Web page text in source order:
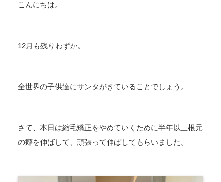
こんにちは。
12月も残りわずか。
全世界の子供達にサンタがきていることでしょう。
さて、本日は縮毛矯正をやめていくために半年以上根元
の癖を伸ばして、頑張って伸ばしてもらいました。